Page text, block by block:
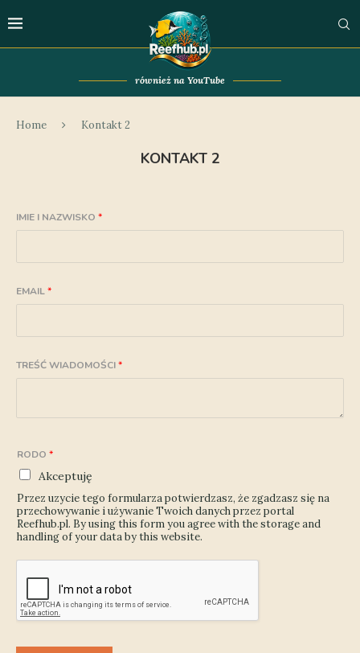
również na YouTube
Home Kontakt 2
KONTAKT 2
IMIE I NAZWISKO *
EMAIL*
TREŚĆ WIADOMOŚCI*
RODO *
Akceptuję
Przez uzycie tego formularza potwierdzasz, że zgadzasz się na
przechowywanie i używanie Twoich danych przez portal
Reefhub.pl. By using this form you agree with the storage and
handling of your data by this website.